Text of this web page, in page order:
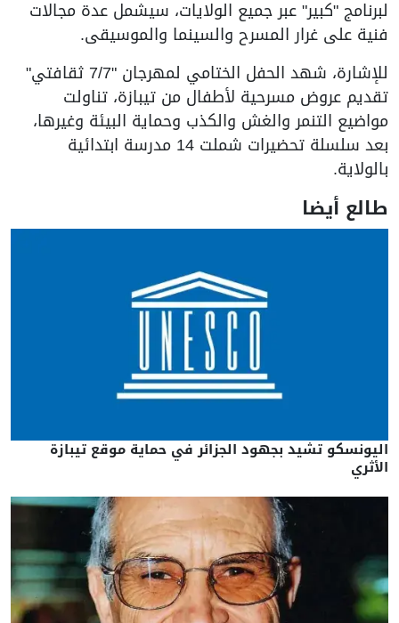
لبرنامج "كبير" عبر جميع الولايات، سيشمل عدة مجالات
فنية على غرار المسرح والسينما والموسيقى.
للإشارة، شهد الحفل الختامي لمهرجان "7/7 ثقافتي"
تقديم عروض مسرحية لأطفال من تيبازة، تناولت
مواضيع التنمر والغش والكذب وحماية البيئة وغيرها،
بعد سلسلة تحضيرات شملت 14 مدرسة ابتدائية
بالولاية.
طالع أيضا
اليونسكو تشيد بجهود الجزائر في حماية موقع تيبازة
الأثري